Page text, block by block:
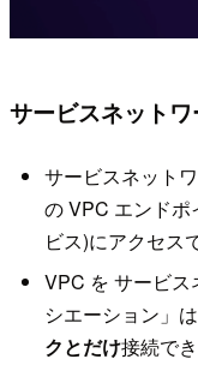
サービスネット
サービスネット
の VPC エンド
ビス)にアクセス
VPC を サービ
シエーション」は
クとだけ接続で